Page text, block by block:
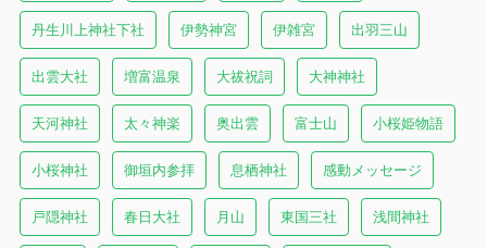
丹生川上神社下社 伊勢神宮 伊雑宮 出羽三山
出雲大社 増富温泉 大祓祝詞 大神神社
天河神社 太々神楽 奥出雲 富士山 小桜姫物語
小桜神社 御垣内参拝 息栖神社 感動メッセージ
戸隠神社 春日大社 月山 東国三社 浅間神社